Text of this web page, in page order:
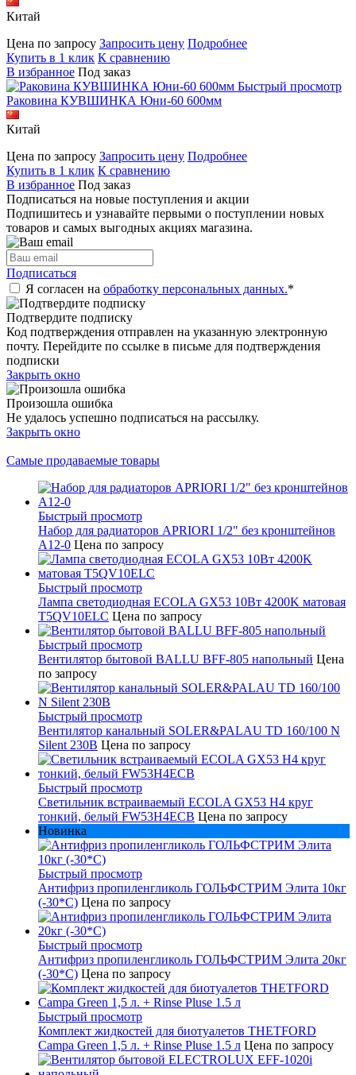
Китай
Цена по запросу Запросить цену Подробнее
Купить в 1 клик К сравнению
В избранное Под заказ
Быстрый просмотр
Раковина КУВШИНКА Юни-60 600мм
Китай
Цена по запросу Запросить цену Подробнее
Купить в 1 клик К сравнению
В избранное Под заказ
Подписаться на новые поступления и акции
Подпишитесь и узнавайте первыми о поступлении новых
товаров и самых выгодных акциях магазина.
Подписаться
Я согласен на обработку персональных данных.*
Подтвердите подписку
Код подтверждения отправлен на указанную электронную
почту. Перейдите по ссылке в письме для подтверждения
подписки
Закрыть окно
Произошла ошибка
Не удалось успешно подписаться на рассылку.
Закрыть окно
Самые продаваемые товары
Быстрый просмотр
Набор для радиаторов APRIORI 1/2" без кронштейнов
A12-0 Цена по запросу
Быстрый просмотр
Лампа светодиодная ECOLA GX53 10Вт 4200K матовая
T5QV10ELC Цена по запросу
Быстрый просмотр
Вентилятор бытовой BALLU BFF-805 напольный Цена
по запросу
Быстрый просмотр
Вентилятор канальный SOLER&PALAU TD 160/100 N
Silent 230В Цена по запросу
Быстрый просмотр
Светильник встраиваемый ECOLA GX53 H4 круг
тонкий, белый FW53H4ECB Цена по запросу
Новинка
Быстрый просмотр
Антифриз пропиленгликоль ГОЛЬФСТРИМ Элита 10кг
(-30*С) Цена по запросу
Быстрый просмотр
Антифриз пропиленгликоль ГОЛЬФСТРИМ Элита 20кг
(-30*С) Цена по запросу
Быстрый просмотр
Комплект жидкостей для биотуалетов THETFORD
Campa Green 1,5 л. + Rinse Pluse 1.5 л Цена по запросу